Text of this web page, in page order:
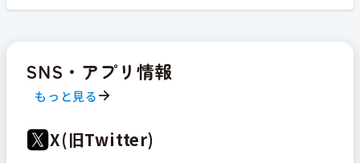
SNS・アプリ情報
もっと見る
X(旧Twitter)